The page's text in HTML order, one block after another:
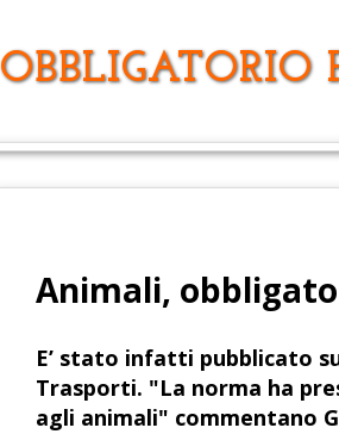
Animali,
E’ stato infatti pubblicato
Trasporti. "La norma ha
agli animali" commentano